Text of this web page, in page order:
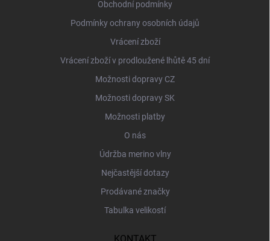
Obchodní podmínky
Podmínky ochrany osobních údajů
Vrácení zboží
Vrácení zboží v prodloužené lhůtě 45 dní
Možnosti dopravy CZ
Možnosti dopravy SK
Možnosti platby
O nás
Údržba merino vlny
Nejčastější dotazy
Prodávané značky
Tabulka velikostí
KONTAKT